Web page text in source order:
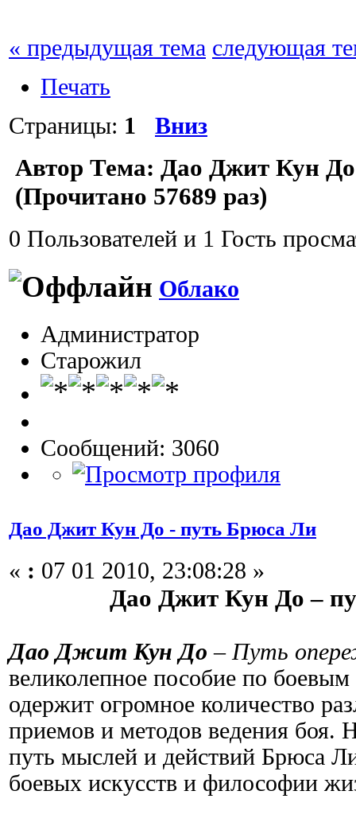
« предыдущая тема следующая
Печать
Страницы: 1 Вниз
Автор Тема: Дао Джит Кун
(Прочитано 57689 раз)
0 Пользователей и 1 Гость
Облако
Администратор
Старожил
Сообщений: 3060
Дао Джит Кун До - путь Брюса Ли
« : 07 01 2010, 23:08:28 »
Дао Джит Кун До –
Дао Джит Кун До – Путь
великолепное пособие по
одержит огромное количество
приемов и методов ведения боя.
путь мыслей и действий Брюса
боевых искусств и философии